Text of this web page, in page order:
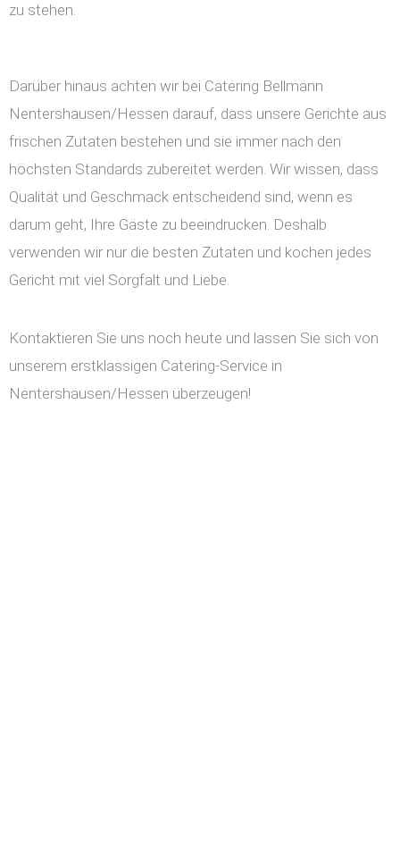
zu stehen.
Darüber hinaus achten wir bei Catering Bellmann
Nentershausen/Hessen darauf, dass unsere Gerichte aus
frischen Zutaten bestehen und sie immer nach den
höchsten Standards zubereitet werden. Wir wissen, dass
Qualität und Geschmack entscheidend sind, wenn es
darum geht, Ihre Gäste zu beeindrucken. Deshalb
verwenden wir nur die besten Zutaten und kochen jedes
Gericht mit viel Sorgfalt und Liebe.
Kontaktieren Sie uns noch heute und lassen Sie sich von
unserem erstklassigen Catering-Service in
Nentershausen/Hessen überzeugen!